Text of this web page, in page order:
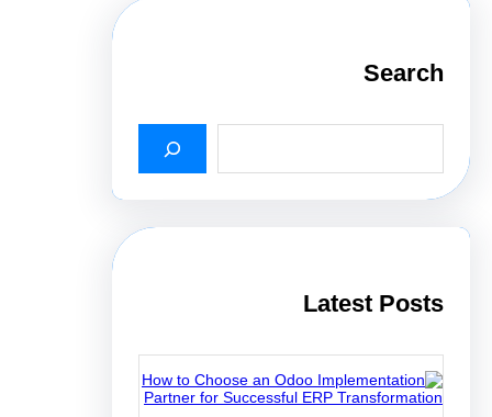
Search
a
Latest Posts